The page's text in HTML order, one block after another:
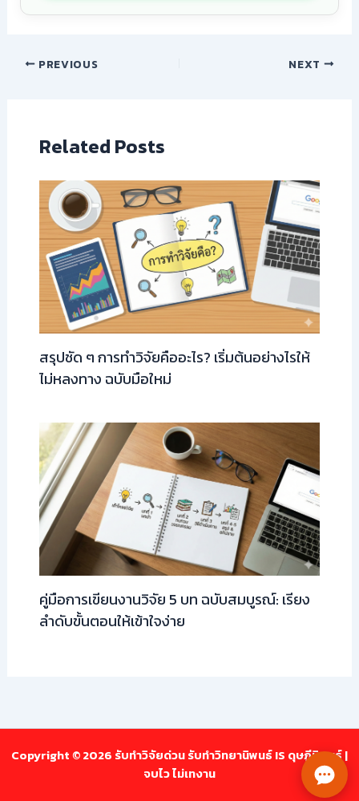
PREVIOUS NEXT
Related Posts
สรุปชัด ๆ การทำวิจัยคืออะไร? เริ่มต้นอย่างไรให้
ไม่หลงทาง ฉบับมือใหม่
คู่มือการเขียนงานวิจัย 5 บท ฉบับสมบูรณ์: เรียง
ลำดับขั้นตอนให้เข้าใจง่าย
Copyright © 2026 รับทำวิจัยด่วน รับทำวิทยานิพนธ์ IS ดุษฎีนิพนธ์ |
จบไว ไม่เทงาน